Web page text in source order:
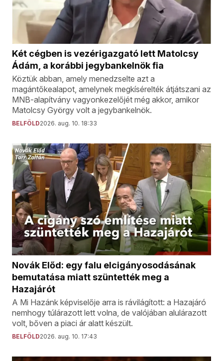
Két cégben is vezérigazgató lett Matolcsy
Ádám, a korábbi jegybankelnök fia
Köztük abban, amely menedzselte azt a
magántőkealapot, amelynek megkísérelték átjátszani az
MNB-alapítvány vagyonkezelőjét még akkor, amikor
Matolcsy György volt a jegybankelnök.
BELFÖLD2026. aug. 10. 18:33
Novák Előd: egy falu elcigányosodásának
bemutatása miatt szüntették meg a
Hazajárót
A Mi Hazánk képviselője arra is rávilágított: a Hazajáró
nemhogy túlárazott lett volna, de valójában alulárazott
volt, bőven a piaci ár alatt készült.
BELFÖLD2026. aug. 10. 17:43